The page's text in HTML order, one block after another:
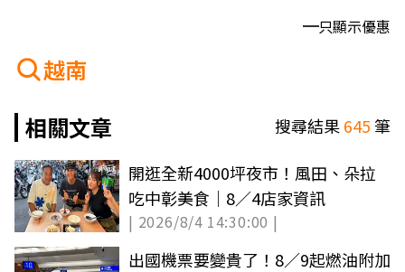
只顯示優惠
越南
相關文章
搜尋結果645筆
開逛全新4000坪夜市！風田、朵拉
吃中彰美食｜8／4店家資訊
| 2026/8/4 14:30:00 |
出國機票要變貴了！8／9起燃油附加